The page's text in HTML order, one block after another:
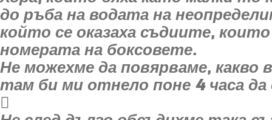
до ръба на водата на
който се оказаха съдиите,
номерата на боксовете.
Не можехме да повярваме, какво
там би ми отнело поне 4 часа да
